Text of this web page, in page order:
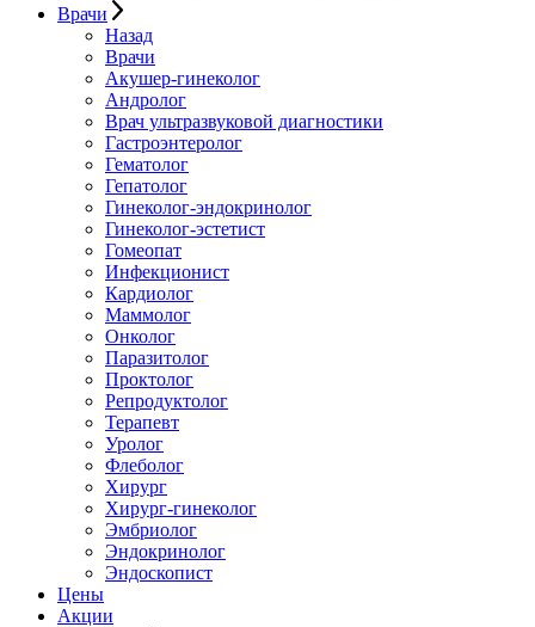
Врачи
Назад
Врачи
Акушер-гинеколог
Андролог
Врач ультразвуковой диагностики
Гастроэнтеролог
Гематолог
Гепатолог
Гинеколог-эндокринолог
Гинеколог-эстетист
Гомеопат
Инфекционист
Кардиолог
Маммолог
Онколог
Паразитолог
Проктолог
Репродуктолог
Терапевт
Уролог
Флеболог
Хирург
Хирург-гинеколог
Эмбриолог
Эндокринолог
Эндоскопист
Цены
Акции